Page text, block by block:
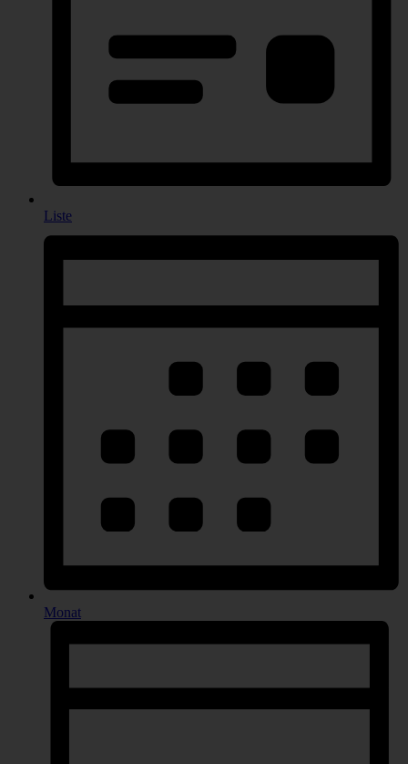
Liste
Monat